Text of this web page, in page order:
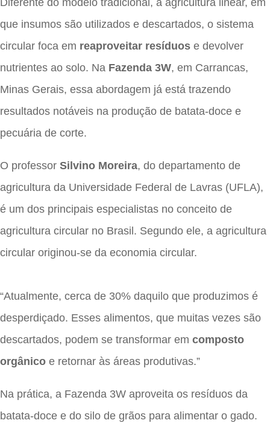
que insumos são utilizados e descartados, o sistema
circular foca em reaproveitar resíduos e devolver
nutrientes ao solo. Na Fazenda 3W, em Carrancas,
Minas Gerais, essa abordagem já está trazendo
resultados notáveis na produção de batata-doce e
pecuária de corte.
O professor Silvino Moreira, do departamento de
agricultura da Universidade Federal de Lavras (UFLA),
é um dos principais especialistas no conceito de
agricultura circular no Brasil. Segundo ele, a agricultura
circular originou-se da economia circular.
“Atualmente, cerca de 30% daquilo que produzimos é
desperdiçado. Esses alimentos, que muitas vezes são
descartados, podem se transformar em composto
orgânico e retornar às áreas produtivas.”
Na prática, a Fazenda 3W aproveita os resíduos da
batata-doce e do silo de grãos para alimentar o gado.